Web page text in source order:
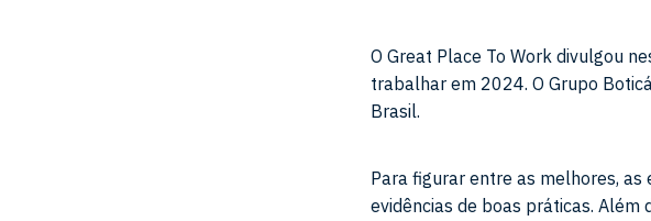
O Great Place To Work divulgou
trabalhar em 2024. O Grupo
Brasil.
Para figurar entre as melhores,
evidências de boas práticas.